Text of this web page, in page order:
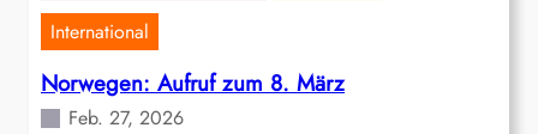
International
Norwegen: Aufruf zum 8. März
Feb. 27, 2026